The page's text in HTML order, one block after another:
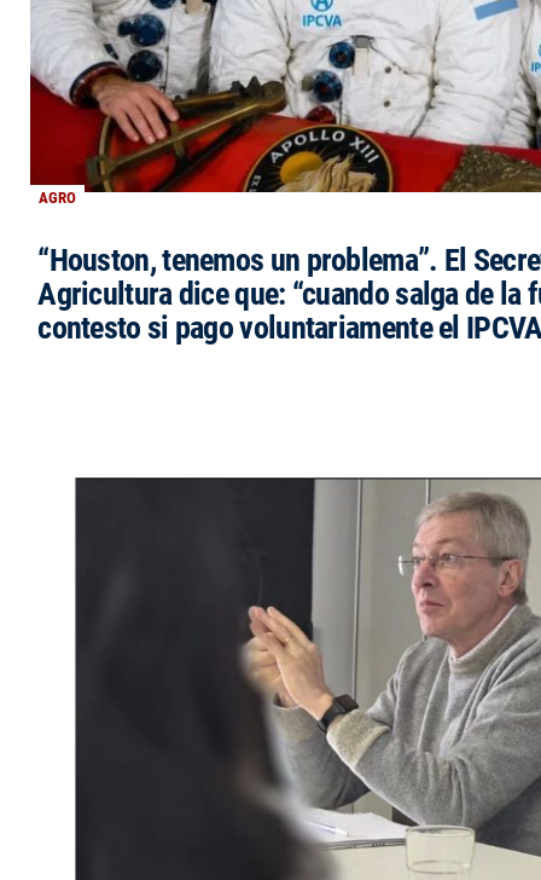
AGRO
“Houston, tenemos un problema”. El
Agricultura dice que: “cuando salga de la
contesto si pago voluntariamente el